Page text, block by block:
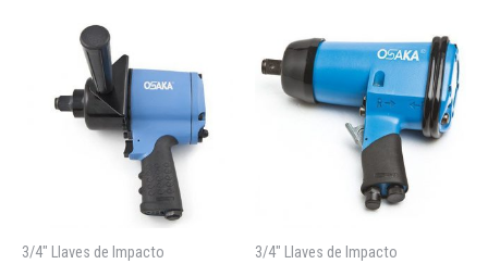
3/4" Llaves de Impacto 3/4" Llaves de Impacto